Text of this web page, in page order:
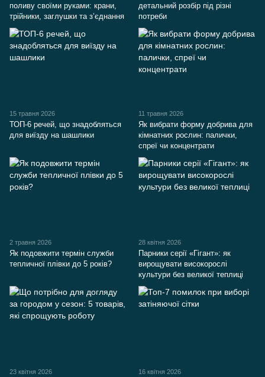
поливу своїми руками: крани,
трійники, заглушки та з’єднання
детальний розбір під різні
потреби
15 травня 2026
ТОП-6 речей, що знадобляться
для виїзду на шашлики
11 травня 2026
Як вибрати форму добрива для
кімнатних рослин: палички,
спреї чи концентрати
2 травня 2026
Як подовжити термін служби
тепличної плівки до 5 років?
28 квітня 2026
Парники серії «Гігант»: як
вирощувати високорослі
культури без великої теплиці
23 квітня 2026 16 квітня 2026